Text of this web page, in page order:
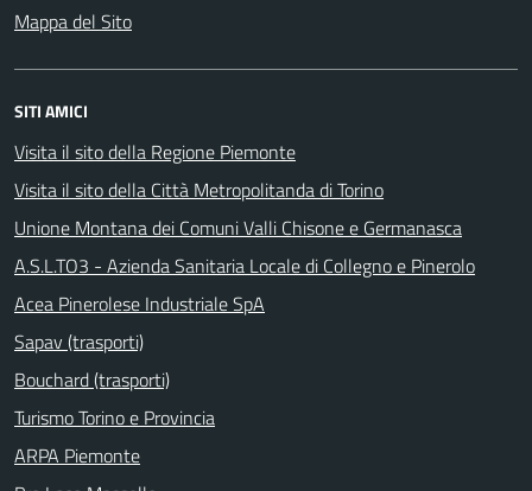
Mappa del Sito
SITI AMICI
Visita il sito della Regione Piemonte
Visita il sito della Città Metropolitanda di Torino
Unione Montana dei Comuni Valli Chisone e Germanasca
A.S.L.TO3 - Azienda Sanitaria Locale di Collegno e Pinerolo
Acea Pinerolese Industriale SpA
Sapav (trasporti)
Bouchard (trasporti)
Turismo Torino e Provincia
ARPA Piemonte